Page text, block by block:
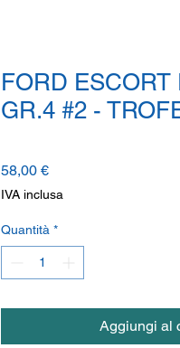
FORD ESCORT
GR.4 #2 -
58,00 €Prezzo
IVA inclusa
Quantità *
Aggiungi al